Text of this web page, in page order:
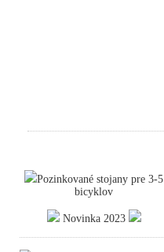
Pozinkované stojany pre 3-5
bicyklov
Novinka 2023